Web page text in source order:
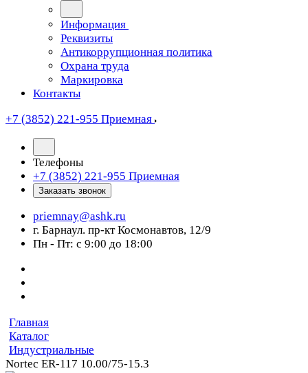
Информация
Реквизиты
Антикоррупционная политика
Охрана труда
Маркировка
Контакты
+7 (3852) 221-955 Приемная
Телефоны
+7 (3852) 221-955 Приемная
Заказать звонок
priemnay@ashk.ru
г. Барнаул. пр-кт Космонавтов, 12/9
Пн - Пт: с 9:00 до 18:00
Главная
Каталог
Индустриальные
Nortec ER-117 10.00/75-15.3